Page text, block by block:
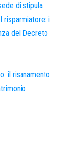
di stipula
risparmiatore: i
del Decreto
il risanamento